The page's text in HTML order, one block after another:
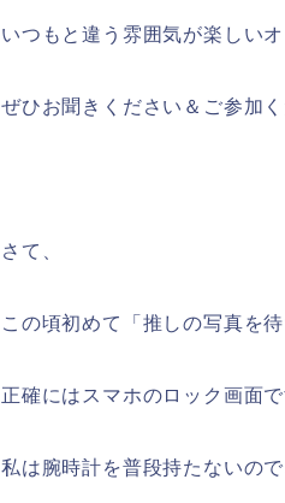
いつもと違う雰囲気が楽しい
ぜひお聞きください＆ご参加く
さて、
この頃初めて「推しの写真を
正確にはスマホのロック画面で
私は腕時計を普段持たないの